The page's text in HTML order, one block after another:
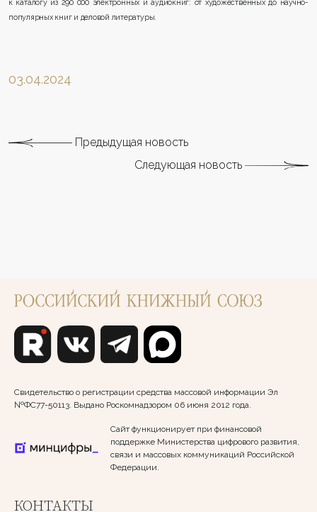
к каталогу из 290 000 электронных и аудиокниг: от художественных до научно-
популярных книг и деловой литературы.
03.04.2024
Предыдущая новость
Следующая новость
Свидетельство о регистрации средства массовой информации Эл
№ФС77-50113. Выдано Роскомнадзором 06 июня 2012 года.
Сайт функционирует при финансовой
поддержке Министерства цифрового развития,
связи и массовых коммуникаций Российской
Федерации.
КОНТАКТЫ